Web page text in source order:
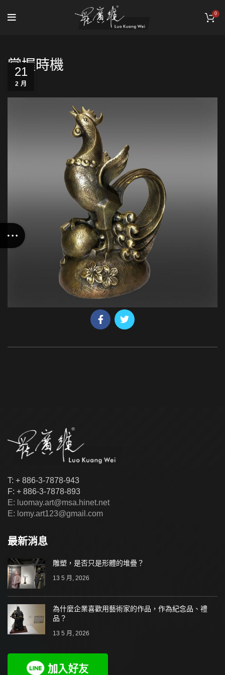
0
掌握時機
21
2 月
T: + 886-3-7878-943
F: + 886-3-7878-893
E: luomay.art@msa.hinet.net
E: lomy.art123@gmail.com
最新消息
雕塑，是否只是形體的堆疊？
13 5 月, 2026
為什麼企業喜歡用藝術家的作品，作為紀念品、禮
品？
13 5 月, 2026